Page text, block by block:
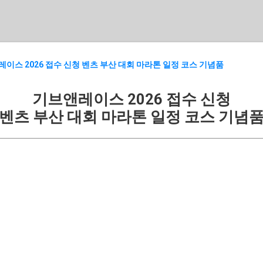
이스 2026 접수 신청 벤츠 부산 대회 마라톤 일정 코스 기념품
기브앤레이스 2026 접수 신청
츠 부산 대회 마라톤 일정 코스 기념